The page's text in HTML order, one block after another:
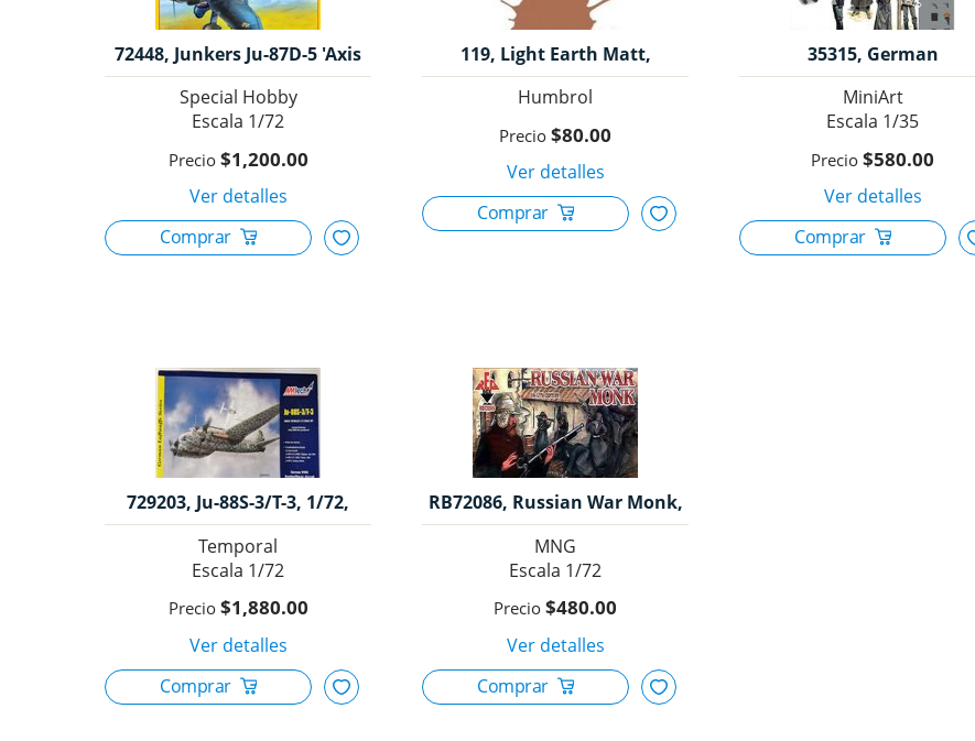
72448, Junkers Ju-87D-5 'Axis
Satellites',1/72, Special Hobby.
Special Hobby
1/72
$1,200.00
119, Light Earth Matt,
Humbrol.
Humbrol
$80.00
35315, German
Feldgendarmerie, 1/35,
MiniArt.
MiniArt
1/35
$580.00
729203, Ju-88S-3/T-3, 1/72,
Temporal
1/72
$1,880.00
RB72086, Russian War Monk,
1/72, Redbox.
MNG
1/72
$480.00